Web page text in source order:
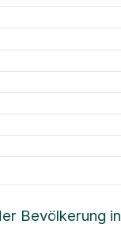
Bevölkerung in